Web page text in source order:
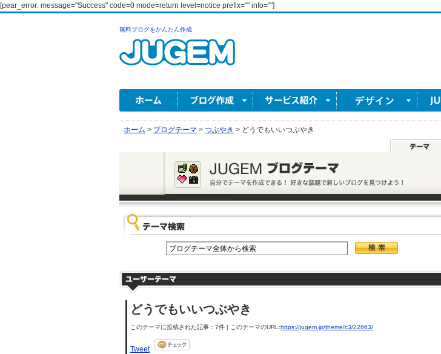
[pear_error: message="Success" code=0 mode=return level=notice prefix="" info=""]
無料ブログをかんたん作成
ホーム > ブログテーマ > つぶやき > どうでもいいつぶやき
どうでもいいつぶやき
このテーマに投稿された記事：7件 | このテーマのURL:https://jugem.jp/theme/c3/22863/
Tweet